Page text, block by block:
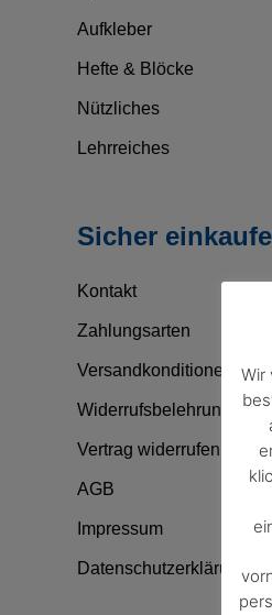
Aufkleber
Hefte & Blöcke
Nützliches
Lehrreiches
Sicher
Kontakt
Zahlungsarten
Versandkonditionen
Widerrufsbelehrung
Vertrag widerrufen
AGB
Impressum
Datenschutzerklärung
Wir